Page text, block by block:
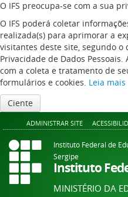
O IFS preocupa-se com a sua
O IFS poderá coletar
realizada(s) para aprimorar a
visitantes deste site, segundo o
Privacidade de Dados
com a coleta e tratamento de
formulários e cookies. Leia mais
Ciente
ADMINISTRAR SITE
Instituto Federal de
Sergipe
Instituto
MINISTÉRIO DA